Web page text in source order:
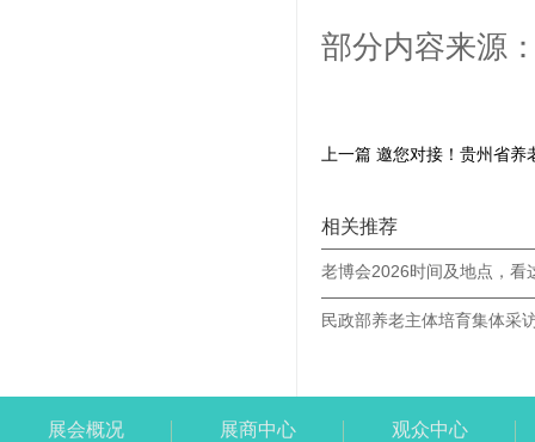
部分内容来源
相关推荐
老博会2026时间及地点，看
展会概况 展商中心 观众中心